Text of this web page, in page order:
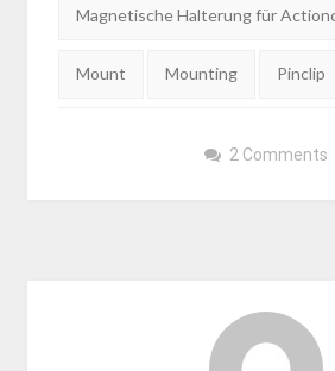
Magnetische Halterung für
Mount Mounting Pinclip
2 Comments